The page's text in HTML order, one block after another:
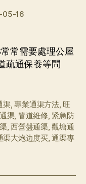
05-16
常需要處理公屋
疏通保養等問
渠,專業通渠方法, 旺
渠, 管道維修, 紧急防
,西營盤通渠,觀塘通
渠大炮边度买,通渠專